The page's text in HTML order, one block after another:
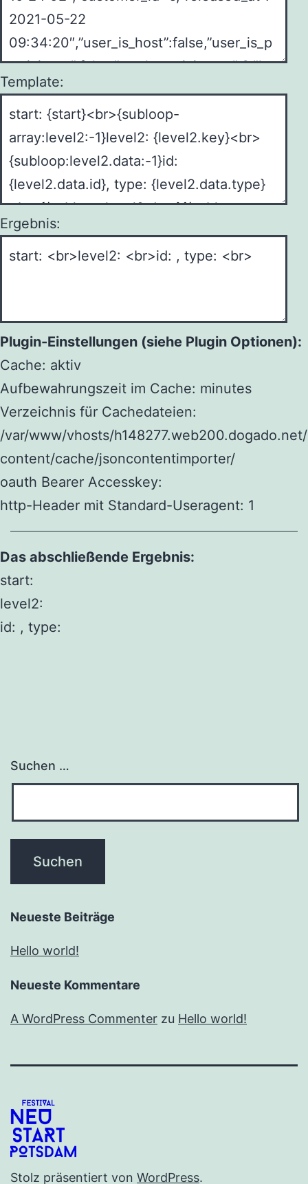
Template:
Ergebnis:
Plugin-Einstellungen (siehe Plugin Optionen):
Cache: aktiv
Aufbewahrungszeit im Cache: minutes
Verzeichnis für Cachedateien:
/var/www/vhosts/
content/cache/jsoncontentimporter/
oauth Bearer Accesskey:
http-Header mit Standard-Useragent: 1
Das abschließende Ergebnis:
start:
level2:
id: , type:
Suchen …
Neueste Beiträge
Hello world!
Neueste Kommentare
A WordPress Commenter zu Hello world!
Stolz präsentiert von WordPress.